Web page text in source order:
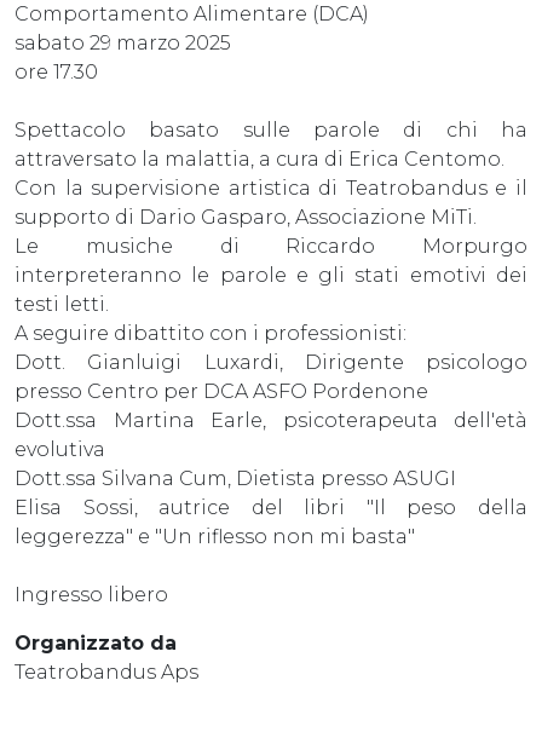
Comportamento Alimentare (DCA)
sabato 29 marzo 2025
ore 17.30
Spettacolo basato sulle parole di chi ha
attraversato la malattia, a cura di Erica Centomo.
Con la supervisione artistica di Teatrobandus e il
supporto di Dario Gasparo, Associazione MiTi.
Le musiche di Riccardo Morpurgo
interpreteranno le parole e gli stati emotivi dei
testi letti.
A seguire dibattito con i professionisti:
Dott. Gianluigi Luxardi, Dirigente psicologo
presso Centro per DCA ASFO Pordenone
Dott.ssa Martina Earle, psicoterapeuta dell'età
evolutiva
Dott.ssa Silvana Cum, Dietista presso ASUGI
Elisa Sossi, autrice del libri "Il peso della
leggerezza" e "Un riflesso non mi basta"
Ingresso libero
Organizzato da
Teatrobandus Aps